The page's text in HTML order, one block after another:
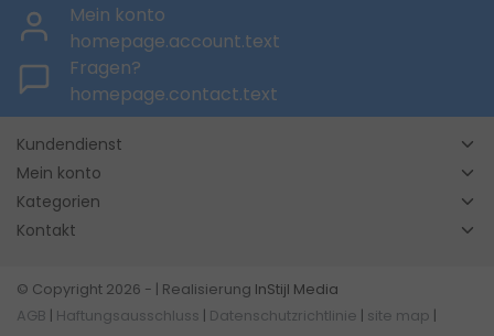
Mein konto
homepage.account.text
Fragen?
homepage.contact.text
Kundendienst
Mein konto
Kategorien
Kontakt
© Copyright 2026 - | Realisierung InStijl Media
AGB
Haftungsausschluss Datenschutzrichtlinie site map